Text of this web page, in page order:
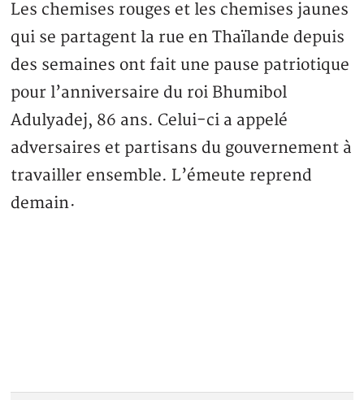
Les chemises rouges et les chemises jaunes
qui se partagent la rue en Thaïlande depuis
des semaines ont fait une pause patriotique
pour l’anniversaire du roi Bhumibol
Adulyadej, 86 ans. Celui-ci a appelé
adversaires et partisans du gouvernement à
travailler ensemble. L’émeute reprend
demain·